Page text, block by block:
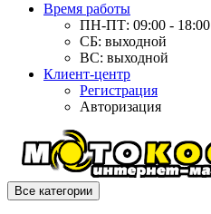
Время работы
ПН-ПТ: 09:00 - 18:00
СБ: выходной
ВС: выходной
Клиент-центр
Регистрация
Авторизация
Все категории